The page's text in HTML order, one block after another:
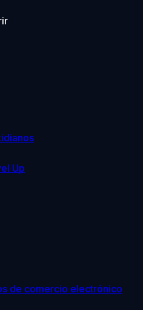
Up
de comercio electrónico